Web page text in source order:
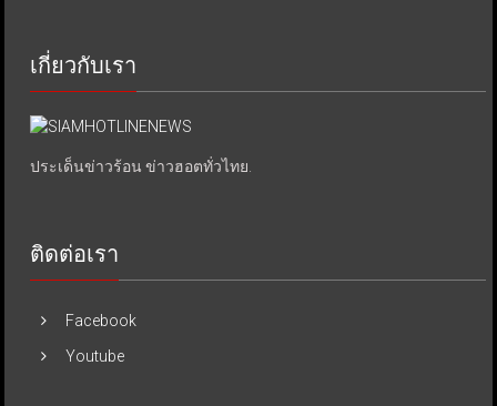
เกี่ยวกับเรา
ประเด็นข่าวร้อน ข่าวฮอตทั่วไทย.
ติดต่อเรา
Facebook
Youtube